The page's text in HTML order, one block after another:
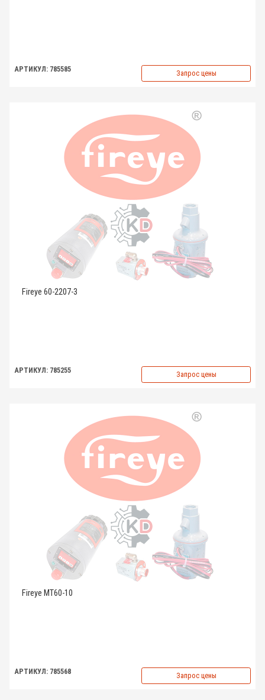
АРТИКУЛ: 785585 Запрос цены
Fireye 60-2207-3
АРТИКУЛ: 785255 Запрос цены
Fireye MT60-10
АРТИКУЛ: 785568 Запрос цены